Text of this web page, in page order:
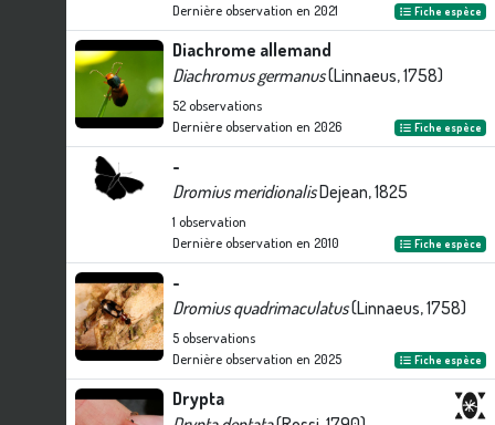
Dernière observation en 2021 Fiche espèce
Diachrome allemand
Diachromus germanus(Linnaeus, 1758)
52observations
Dernière observation en 2026 Fiche espèce
-
Dromius meridionalisDejean, 1825
1 observation
Dernière observation en 2010 Fiche espèce
-
Dromius quadrimaculatus(Linnaeus, 1758)
5observations
Dernière observation en 2025 Fiche espèce
Drypta